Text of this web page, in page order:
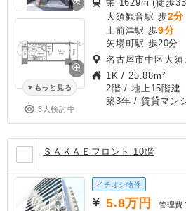
もっと見る
3人検討中
栄 1629m (徒歩
大須観音駅 歩2分
上前津駅 歩9分
矢場町駅 歩20分
名古屋市中区大須
1K / 25.88m²
2階 / 地上15階建
築3年 / 賃貸マン
ＳＡＫＡＥフロント 10階
イチオシ物件
5.8万円 管理費